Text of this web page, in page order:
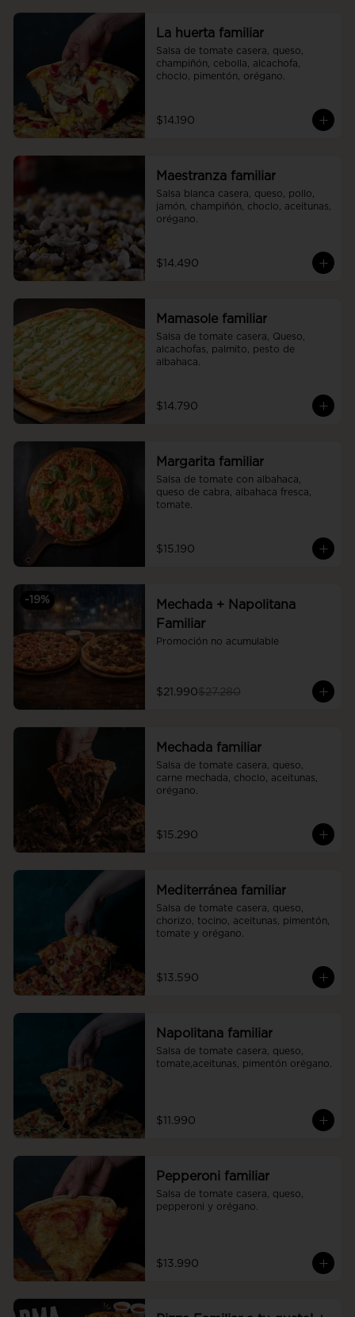
La huerta familiar
Salsa de tomate casera, queso,
champiñón, cebolla, alcachofa,
choclo, pimentón, orégano.
$14.190
Maestranza familiar
Salsa blanca casera, queso, pollo,
jamón, champiñón, choclo, aceitunas,
orégano.
$14.490
Mamasole familiar
Salsa de tomate casera, Queso,
alcachofas, palmito, pesto de
albahaca.
$14.790
Margarita familiar
Salsa de tomate con albahaca,
queso de cabra, albahaca fresca,
tomate.
$15.190
-19%
Mechada + Napolitana
Familiar
Promoción no acumulable
$21.990$27.280
Mechada familiar
Salsa de tomate casera, queso,
carne mechada, choclo, aceitunas,
orégano.
$15.290
Mediterránea familiar
Salsa de tomate casera, queso,
chorizo, tocino, aceitunas, pimentón,
tomate y orégano.
$13.590
Napolitana familiar
Salsa de tomate casera, queso,
tomate,aceitunas, pimentón orégano.
$11.990
Pepperoni familiar
Salsa de tomate casera, queso,
pepperoni y orégano.
$13.990